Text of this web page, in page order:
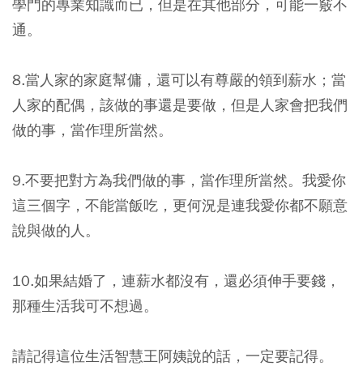
學門的專業知識而已，但是在其他部分，可能一竅不
通。
8.當人家的家庭幫傭，還可以有尊嚴的領到薪水；當
人家的配偶，該做的事還是要做，但是人家會把我們
做的事，當作理所當然。
9.不要把對方為我們做的事，當作理所當然。我愛你
這三個字，不能當飯吃，更何況是連我愛你都不願意
說與做的人。
10.如果結婚了，連薪水都沒有，還必須伸手要錢，
那種生活我可不想過。
請記得這位生活智慧王阿姨說的話，一定要記得。